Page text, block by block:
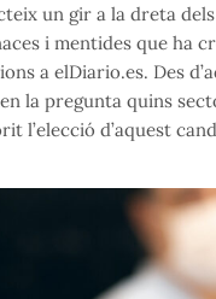
un gir a la dreta
i mentides que ha
a elDiario.es. Des
la pregunta quins
l’elecció d’aquest